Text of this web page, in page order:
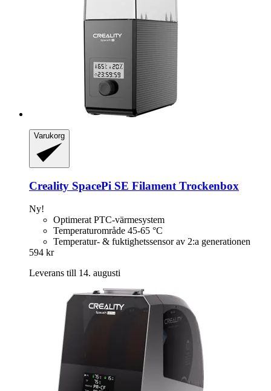
Varukorg
Creality SpacePi SE Filament Trockenbox
Ny!
Optimerat PTC-värmesystem
Temperaturområde 45-65 °C
Temperatur- & fuktighetssensor av 2:a generationen
594 kr
Leverans till 14. augusti